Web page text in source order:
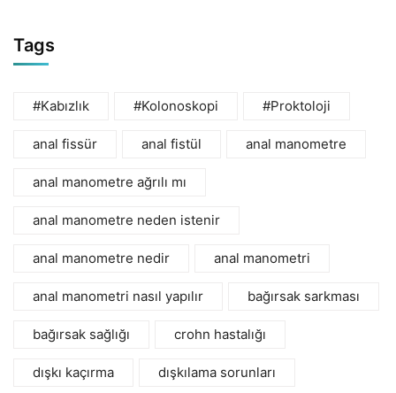
Tags
#Kabızlık #Kolonoskopi #Proktoloji
anal fissür anal fistül anal manometre
anal manometre ağrılı mı
anal manometre neden istenir
anal manometre nedir anal manometri
anal manometri nasıl yapılır bağırsak sarkması
bağırsak sağlığı crohn hastalığı
dışkı kaçırma dışkılama sorunları